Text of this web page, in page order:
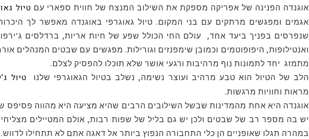
אוגנדה הפנינה של אפריקה מספקת את השילוב המנצח של חווית ספארי עם טיול
אגמים ומפגשים מרתקים עם בני המקום. טיול גאוגרפי באוגנדה מאפשר לך
שנפרסים בפניך ביעד אחד, עולם החי הכולל שפע של חיות אריות, ברדלסים
ואנטילופות, היפופוטמים וכמובן שימפנזים וגורילות. מפגשים עם שבטים המנהלים
מתמזג יחד לתמונות נוף מרהיבות ורגעי אושר שלא תוכלו להפסיק לצלם.
הלב של הטיול הוא טבע מרהיב ועוצר נשימה, נשלב בטיול הגאוגרפי שלנו טיול
מראות וחוויות מרגשות.
אוגנדה היא אחת מהמדינות שבשל השילובים הרבים שהיא מציעה היא מהווה פסיפס
יש בה מספר רב של שבטים ולכן יש גם בליל של שפות רבות, אולם המטיילים
במהרה תגלו שאופניים הן כלי התחבורה הנפוץ ביותר אל דאגה אתם לא תתחילו לדווש.